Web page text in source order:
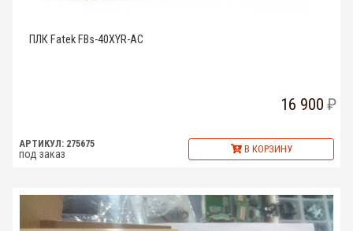
ПЛК Fatek FBs-40XYR-AC
16 900
АРТИКУЛ: 275675
под заказ В КОРЗИНУ